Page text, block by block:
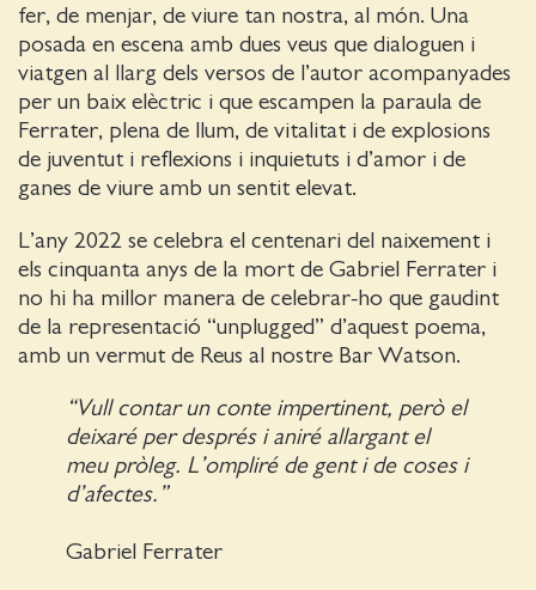
fer, de menjar, de viure tan nostra, al món. Una
posada en escena amb dues veus que dialoguen i
viatgen al llarg dels versos de l’autor acompanyades
per un baix elèctric i que escampen la paraula de
Ferrater, plena de llum, de vitalitat i de explosions
de juventut i reflexions i inquietuts i d’amor i de
ganes de viure amb un sentit elevat.
L’any 2022 se celebra el centenari del naixement i
els cinquanta anys de la mort de Gabriel Ferrater i
no hi ha millor manera de celebrar-ho que gaudint
de la representació “unplugged” d’aquest poema,
amb un vermut de Reus al nostre Bar Watson.
“Vull contar un conte impertinent, però el
deixaré per després i aniré allargant el
meu pròleg. L’ompliré de gent i de coses i
d’afectes.”
Gabriel Ferrater